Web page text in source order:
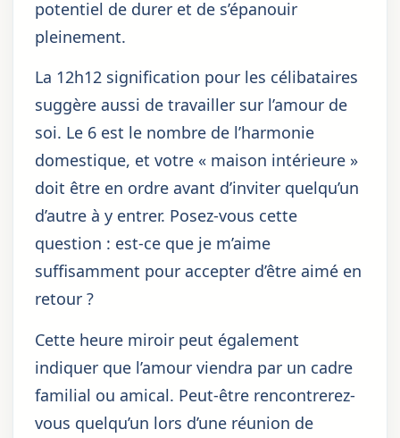
potentiel de durer et de s’épanouir
pleinement.
La 12h12 signification pour les célibataires
suggère aussi de travailler sur l’amour de
soi. Le 6 est le nombre de l’harmonie
domestique, et votre « maison intérieure »
doit être en ordre avant d’inviter quelqu’un
d’autre à y entrer. Posez-vous cette
question : est-ce que je m’aime
suffisamment pour accepter d’être aimé en
retour ?
Cette heure miroir peut également
indiquer que l’amour viendra par un cadre
familial ou amical. Peut-être rencontrerez-
vous quelqu’un lors d’une réunion de